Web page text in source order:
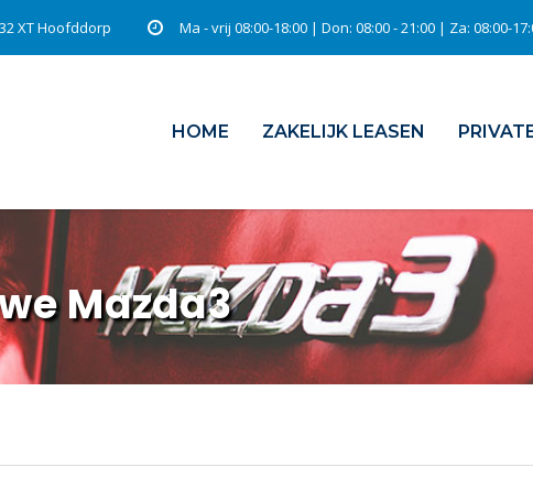
XT Hoofddorp Ma - vrij 08:00-18:00 | Don: 08:00 - 21:00 | Za: 08:00-
HOME ZAKELIJK LEASEN
Mazda3